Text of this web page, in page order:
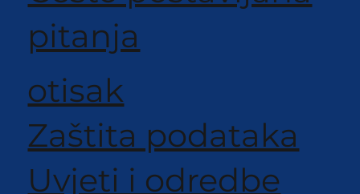
pitanja
otisak
Zaštita podataka
Uvjeti i odredbe